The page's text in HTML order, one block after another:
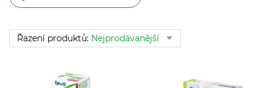
Řazení produktů: Nejprodávanější